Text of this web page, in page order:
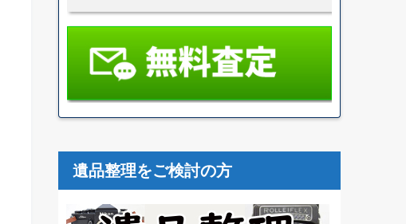
遺品整理をご検討の方